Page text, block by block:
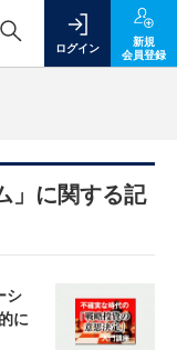
ログイン
新規
会員登録
」に関する記
シ
に